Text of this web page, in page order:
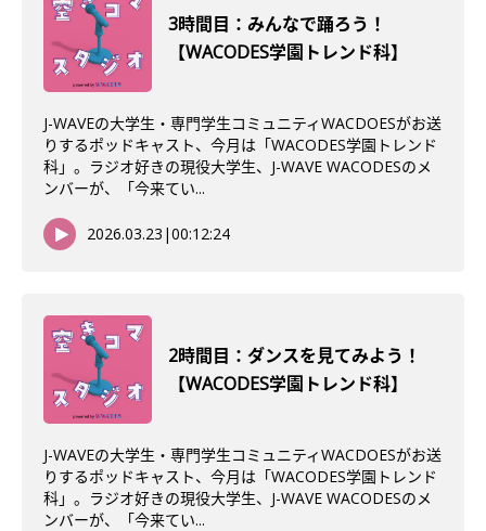
3時間目：みんなで踊ろう！
【WACODES学園トレンド科】
J-WAVEの大学生・専門学生コミュニティWACDOESがお送
りするポッドキャスト、今月は「WACODES学園トレンド
科」。ラジオ好きの現役大学生、J-WAVE WACODESのメ
ンバーが、「今来てい...
2026.03.23 |00:12:24
2時間目：ダンスを見てみよう！
【WACODES学園トレンド科】
J-WAVEの大学生・専門学生コミュニティWACDOESがお送
りするポッドキャスト、今月は「WACODES学園トレンド
科」。ラジオ好きの現役大学生、J-WAVE WACODESのメ
ンバーが、「今来てい...